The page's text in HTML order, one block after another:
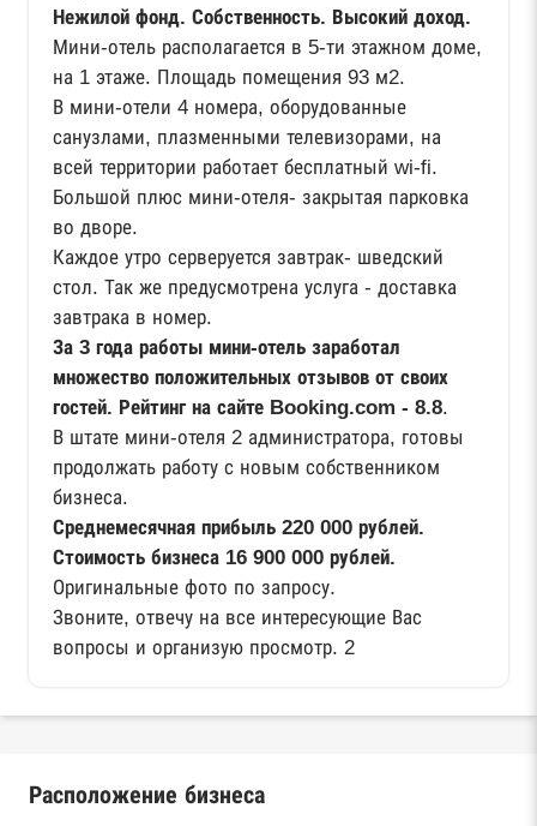
Нежилой фонд. Собственность. Высокий доход.
Мини-отель располагается в 5-ти этажном доме,
на 1 этаже. Площадь помещения 93 м2.
В мини-отели 4 номера, оборудованные
санузлами, плазменными телевизорами, на
всей территории работает бесплатный wi-fi.
Большой плюс мини-отеля- закрытая парковка
во дворе.
Каждое утро серверуется завтрак- шведский
стол. Так же предусмотрена услуга - доставка
завтрака в номер.
За 3 года работы мини-отель заработал
множество положительных отзывов от своих
гостей. Рейтинг на сайте Booking.com - 8.8.
В штате мини-отеля 2 администратора, готовы
продолжать работу с новым собственником
бизнеса.
Среднемесячная прибыль 220 000 рублей.
Стоимость бизнеса 16 900 000 рублей.
Оригинальные фото по запросу.
Звоните, отвечу на все интересующие Вас
вопросы и организую просмотр. 2
Расположение бизнеса